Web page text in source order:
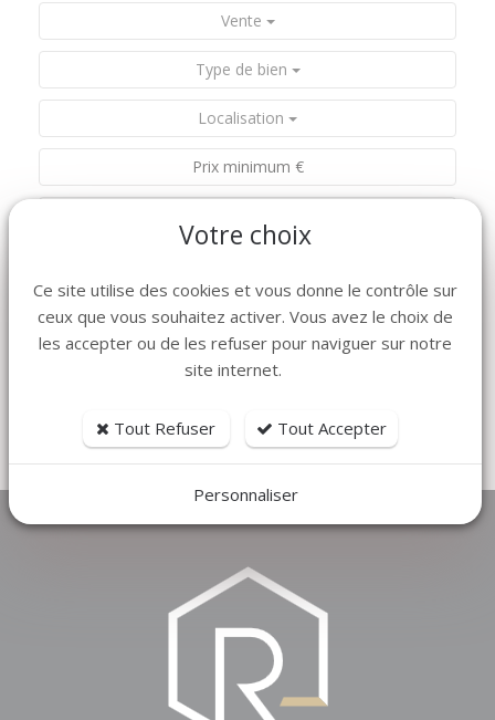
Vente
Type de bien
Localisation
RECHERCHER
Tri par prix croissant| Tri par prix décroissant
Votre choix
Ce site utilise des cookies et vous donne le contrôle sur
ceux que vous souhaitez activer. Vous avez le choix de
les accepter ou de les refuser pour naviguer sur notre
site internet.
Tout Refuser Tout Accepter
Personnaliser